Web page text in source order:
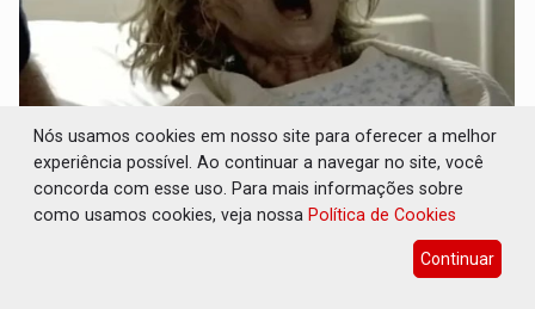
POSSESSÃO DE DEBORAH LOGAN: Terror
mistura mistério e filmagens quase reais –
Nós usamos cookies em nosso site para oferecer a melhor
experiência possível. Ao continuar a navegar no site, você
concorda com esse uso. Para mais informações sobre
como usamos cookies, veja nossa Política de Cookies
Continuar